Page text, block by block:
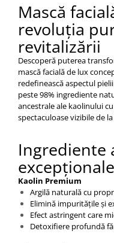
Mască
revoluția
revitalizării
Descoperă puterea
mască facială de lux
redefinească aspectul
peste 98% ingrediente
ancestrale ale kaolinului
spectaculoase vizibile de
Ingrediente
Kaolin Premium
Argilă naturală cu
Elimină impuritățile și
Efect astringent care
Detoxifiere profundă